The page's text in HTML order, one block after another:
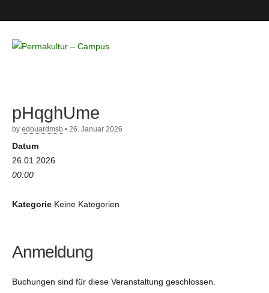
– Campus
pHqghUme
by edouardmsb • 26. Januar 2026
Datum
26.01.2026
00:00
Kategorie Keine Kategorien
Anmeldung
Buchungen sind für diese Veranstaltung geschlossen.